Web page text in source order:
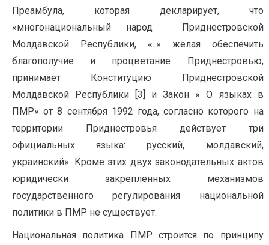
Преамбула, которая декларирует, что
«многонациональный народ Приднестровской
Молдавской Республики, «..» желая обеспечить
благополучие и процветание Приднестровью,
принимает Конституцию Приднестровской
Молдавской Республики [3] и Закон » О языках в
ПМР» от 8 сентября 1992 года, согласно которого на
территории Приднестровья действует три
официальных языка: русский, молдавский,
украинский». Кроме этих двух законодательных актов
юридически закрепленных механизмов
государственного регулирования национальной
политики в ПМР не существует.
Национальная политика ПМР строится по принципу